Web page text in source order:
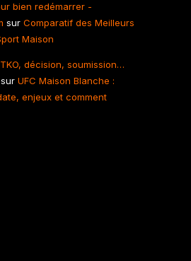
bien redémarrer -
sur Comparatif des Meilleurs
Maison
TKO, décision, soumission…
sur UFC Maison Blanche :
enjeux et comment